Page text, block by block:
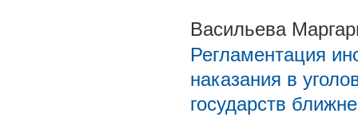
Васильева
Регламентация
наказания в
государств